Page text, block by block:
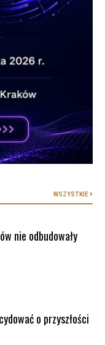
WSZYSTKIE
nie odbudowały
o przyszłości